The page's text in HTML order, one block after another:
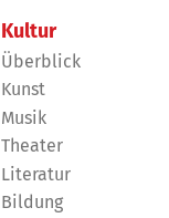
Kultur
Überblick
Kunst
Musik
Theater
Literatur
Bildung